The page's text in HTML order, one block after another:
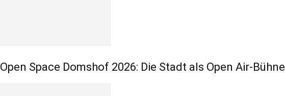
Open Space Domshof 2026: Die Stadt als Open Air-Bühne